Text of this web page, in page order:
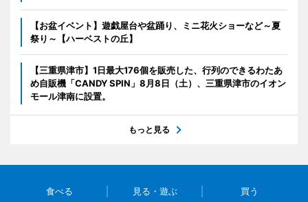
【お盆イベント】遊戯屋台や盆踊り、ミニ花火ショーなど～夏
祭り～【ハーベストの丘】
【三重県津市】1日最大176個を販売した、行列のできるわたあ
め自販機「CANDY SPIN」8月8日（土）、三重県津市のイオン
モール津南に設置。
もっと見る
食べる 見る・遊ぶ 買う